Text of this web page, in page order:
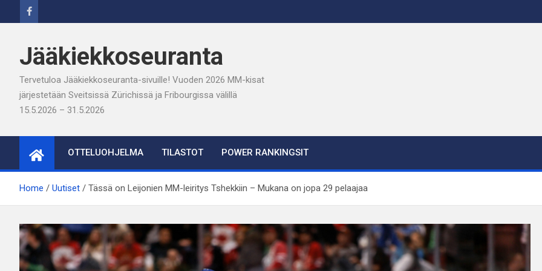
to
Jääkiekkoseuranta
Tervetuloa Jääkiekkoseuranta-sivuille! Vuoden 2026 MM-kisat
järjestetään Sveitsissä Zürichissä ja Fribourgissa välillä
15.5.2026 – 31.5.2026
OTTELUOHJELMA TILASTOT POWER RANKINGSIT
Home Uutiset Tässä on Leijonien MM-leiritys Tshekkiin – Mukana on jopa 29 pelaajaa